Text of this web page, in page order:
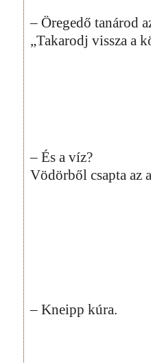
– Öregedő tanárod
„Takarodj vissza a
– És a víz?
Vödörből csapta az
– Kneipp kúra.